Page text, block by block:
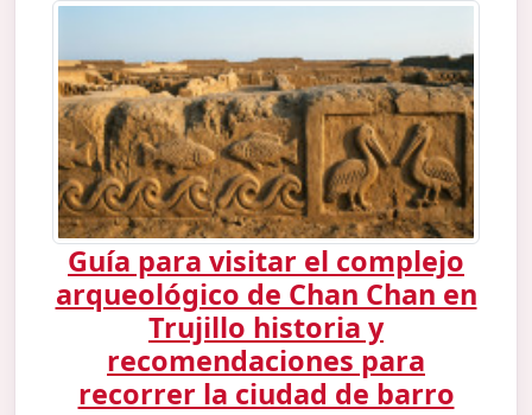
Guía para visitar el complejo
arqueológico de Chan Chan en
Trujillo historia y
recomendaciones para
recorrer la ciudad de barro